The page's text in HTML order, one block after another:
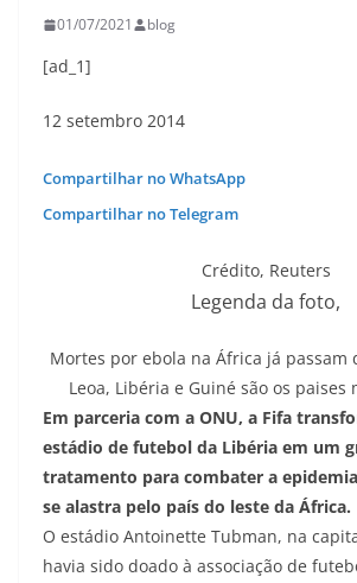
01/07/2021 blog
[ad_1]
12 setembro 2014
Compartilhar no WhatsApp
Compartilhar no Telegram
Crédito, Reuters
Legenda da foto,
Mortes por ebola na África já passam
Leoa, Libéria e Guiné são os paises
Em parceria com a ONU, a Fifa
estádio de futebol da Libéria em um
tratamento para combater a
se alastra pelo país do leste da África.
O estádio Antoinette Tubman, na
havia sido doado à associação de